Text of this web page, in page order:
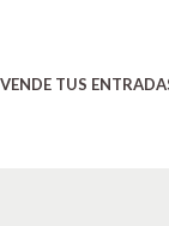
VENDE TUS